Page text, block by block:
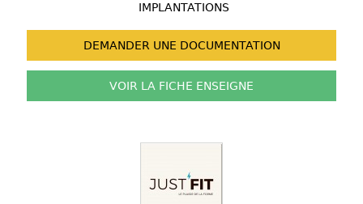
IMPLANTATIONS
DEMANDER UNE DOCUMENTATION
VOIR LA FICHE ENSEIGNE